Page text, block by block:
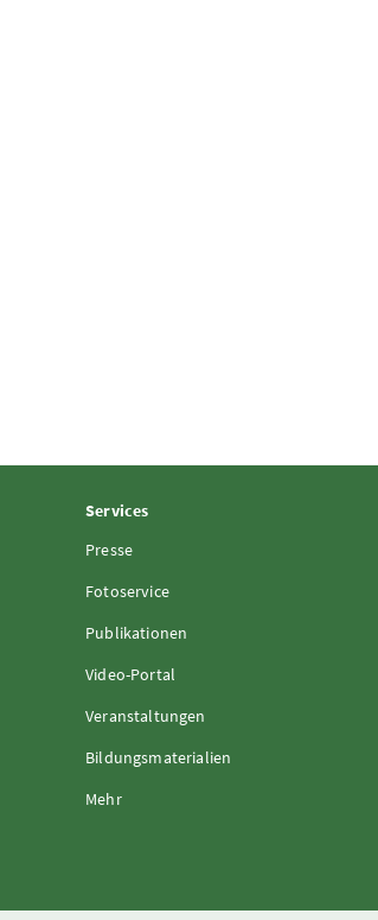
Services
Presse
Fotoservice
Publikationen
Video-Portal
Veranstaltungen
Bildungsmaterialien
Mehr